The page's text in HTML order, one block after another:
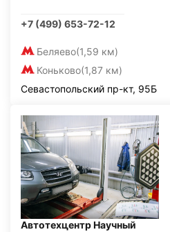
+7 (499) 653-72-12
Беляево(1,59 км)
Коньково(1,87 км)
Севастопольский пр-кт, 95Б
Автотехцентр Научный